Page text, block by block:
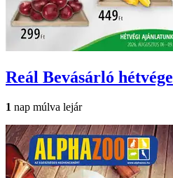
Reál Bevásárló hétvége
1 nap múlva lejár